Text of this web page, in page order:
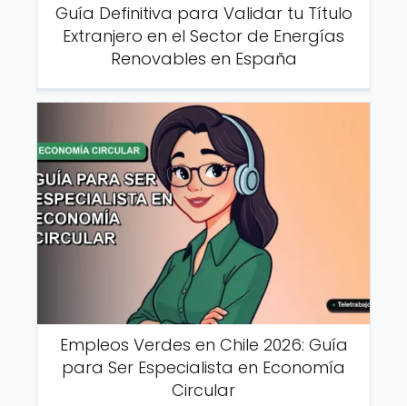
Guía Definitiva para Validar tu Título
Extranjero en el Sector de Energías
Renovables en España
Empleos Verdes en Chile 2026: Guía
para Ser Especialista en Economía
Circular